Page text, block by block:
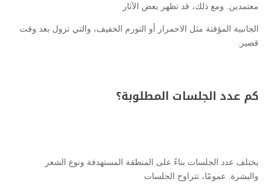
معتمدين. ومع ذلك، قد تظهر بعض الآثار
الجانبية المؤقتة مثل الاحمرار أو التورم الخفيف، والتي تزول بعد وقت
قصير.
كم عدد الجلسات المطلوبة؟
يختلف عدد الجلسات بناءً على المنطقة المستهدفة ونوع الشعر
والبشرة. عمومًا، تتراوح الجلسات